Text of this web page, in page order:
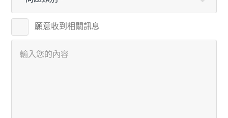
願意收到相關訊息